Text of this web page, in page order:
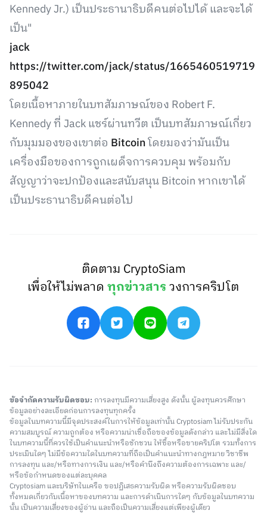
Kennedy Jr.) เป็นประธานาธิบดีคนต่อไปได้ และจะได้
เป็น"
jack
https://twitter.com/jack/status/1665460519719
895042
โดยเนื้อหาภายในบทสัมภาษณ์ของ Robert F.
Kennedy ที่ Jack แชร์ผ่านทวีต เป็นบทสัมภาษณ์เกี่ยว
กับมุมมองของเขาต่อ Bitcoinโดยมองว่ามันเป็น
เครื่องมือของการถูกเผด็จการควบคุม พร้อมกับ
สัญญาว่าจะปกป้องและสนับสนุน Bitcoin หากเขาได้
เป็นประธานาธิบดีคนต่อไป
ติดตาม CryptoSiam
เพื่อให้ไม่พลาดทุกข่าวสารวงการคริปโต
ข้อจำกัดความรับผิดชอบ: การลงทุนมีความเสี่ยงสูง ดังนั้น ผู้ลงทุนควรศึกษา
ข้อมูลอย่างละเอียดก่อนการลงทุนทุกครั้ง
ข้อมูลในบทความนี้มีจุดประสงค์ในการให้ข้อมูลเท่านั้น Cryptosiam ไม่รับประกัน
ความสมบูรณ์ ความถูกต้อง หรือความน่าเชื่อถือของข้อมูลดังกล่าว และไม่มีสิ่งใด
ในบทความนี้ที่ควรใช้เป็นคำแนะนำหรือชักชวน ให้ซื้อหรือขายคริปโต รวมทั้งการ
ประเมินใดๆ ไม่มีข้อความใดในบทความที่ถือเป็นคำแนะนำทางกฎหมาย วิชาชีพ
การลงทุน และ/หรือทางการเงิน และ/หรือคำนึงถึงความต้องการเฉพาะ และ/
หรือข้อกำหนดของแต่ละบุคคล
Cryptosiam และบริษัทในเครือ ขอปฏิเสธความรับผิด หรือความรับผิดชอบ
ทั้งหมดเกี่ยวกับเนื้อหาของบทความ และการดำเนินการใดๆ กับข้อมูลในบทความ
นั้น เป็นความเสี่ยงของผู้อ่าน และถือเป็นความเสี่ยงแต่เพียงผู้เดียว